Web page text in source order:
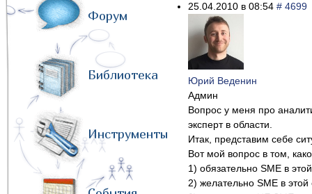
Форум
Библиотека
Инструменты
25.04.2010 в 08:54 # 4699
Юрий Веденин
Админ
Вопрос у меня про
эксперт в области.
Итак, представим себе
Вот мой вопрос в том,
1) обязательно SME в
2) желательно SME в этой